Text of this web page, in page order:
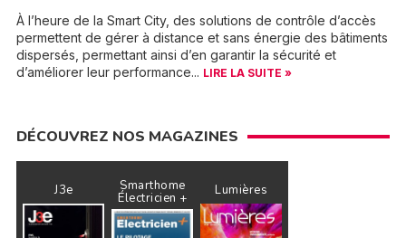
À l’heure de la Smart City, des solutions de contrôle d’accès
permettent de gérer à distance et sans énergie des bâtiments
dispersés, permettant ainsi d’en garantir la sécurité et
d’améliorer leur performance... LIRE LA SUITE »
DÉCOUVREZ NOS MAGAZINES
J3e Smarthome
Électricien + Lumières